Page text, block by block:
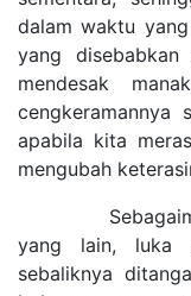
dalam waktu
yang
mendesak
cengkeramannya
apabila kita
mengubah
Sebagaimana
yang lain, luka
sebaliknya